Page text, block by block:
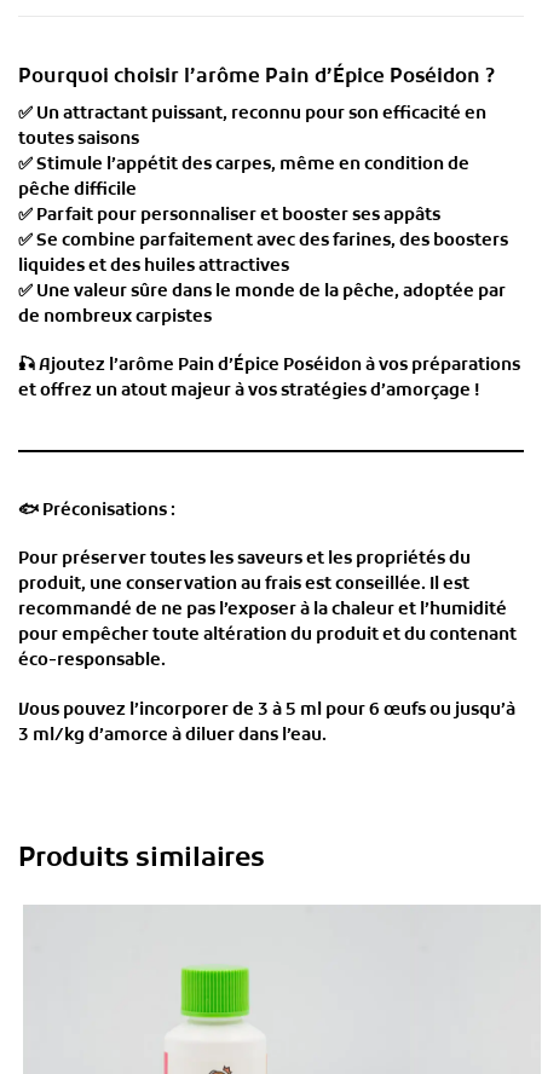
Pourquoi choisir l’arôme Pain d’Épice Poséidon ?
✅ Un attractant puissant, reconnu pour son efficacité en
toutes saisons
✅Stimule l’appétit des carpes, même en condition de
pêche difficile
✅ Parfait pour personnaliser et booster ses appâts
✅Se combine parfaitement avec des farines, des boosters
liquides et des huiles attractives
✅ Une valeur sûre dans le monde de la pêche, adoptée par
de nombreux carpistes
🎣Ajoutez l’arôme Pain d’Épice Poséidon à vos préparations
et offrez un atout majeur à vos stratégies d’amorçage !
🐟 Préconisations :
Pour préserver toutes les saveurs et les propriétés du
produit, une conservation au frais est conseillée. Il est
recommandé de ne pas l’exposer à la chaleur et l’humidité
pour empêcher toute altération du produit et du contenant
éco-responsable.
Vous pouvez l’incorporer de 3 à 5 ml pour 6 œufs ou jusqu’à
3 ml/kg d’amorce à diluer dans l’eau.
Produits similaires